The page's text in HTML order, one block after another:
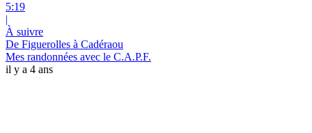
5:19
|
À suivre
De Figuerolles à Cadéraou
Mes randonnées avec le C.A.P.F.
il y a 4 ans